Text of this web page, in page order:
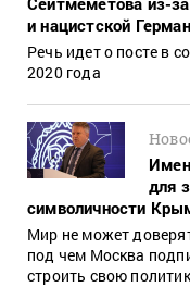
и нацистской
Речь идет о посте в
2020 года
для
символичности
Мир не может
под чем Москва
строить свою